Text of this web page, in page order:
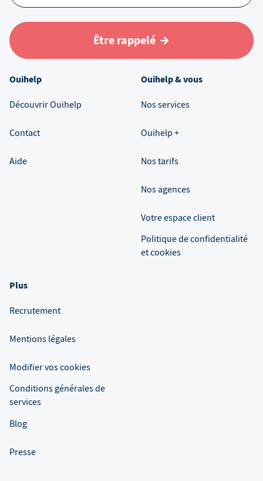
Être rappelé
Ouihelp
Découvrir Ouihelp
Contact
Aide
Ouihelp & vous
Nos services
Ouihelp +
Nos tarifs
Nos agences
Votre espace client
Politique de confidentialité
et cookies
Plus
Recrutement
Mentions légales
Modifier vos cookies
Conditions générales de
services
Blog
Presse